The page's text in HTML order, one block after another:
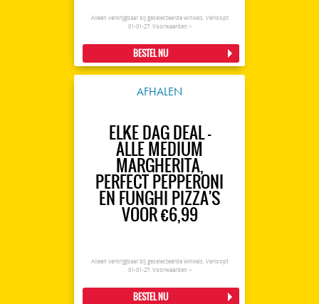
Alleen verkrijgbaar bij geselecteerde winkels. Verloopt
01-01-27. Voorwaarden >
BESTEL NU
AFHALEN
ELKE DAG DEAL -
ALLE MEDIUM
MARGHERITA,
PERFECT PEPPERONI
EN FUNGHI PIZZA'S
VOOR €6,99
Alleen verkrijgbaar bij geselecteerde winkels. Verloopt
01-01-27. Voorwaarden >
BESTEL NU